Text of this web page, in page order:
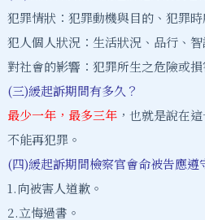
犯罪情狀：犯罪動機與目的、犯罪
犯人個人狀況：生活狀況、品行、
對社會的影響：犯罪所生之危險或
(三)緩起訴期間有多久？
最少一年，最多三年 ，也就是說在
不能再犯罪。
(四)緩起訴期間檢察官會命被告應遵
1.向被害人道歉。
2.立悔過書。